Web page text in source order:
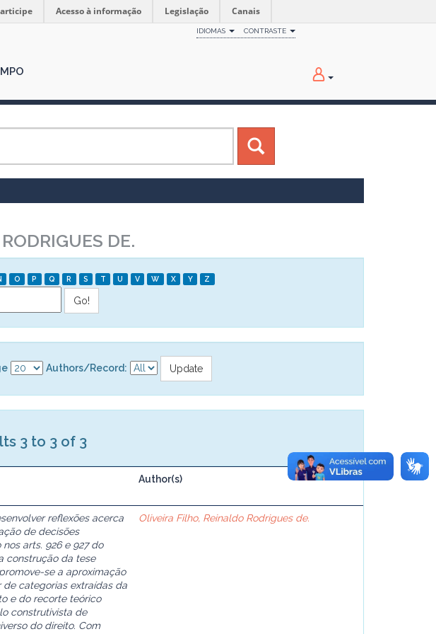
Acesso à informação Legislação Canais
IDIOMAS CONTRASTE
DE.
O P Q R S T U V W X Y Z
Authors/Record:
3 to 3 of 3
Author(s)
reflexões acerca
de decisões
arts. 926 e 927 do
construção da tese
se a aproximação
de categorias extraídas da
e do recorte teórico
construtivista de
do direito. Com
Oliveira Filho, Reinaldo Rodrigues de.